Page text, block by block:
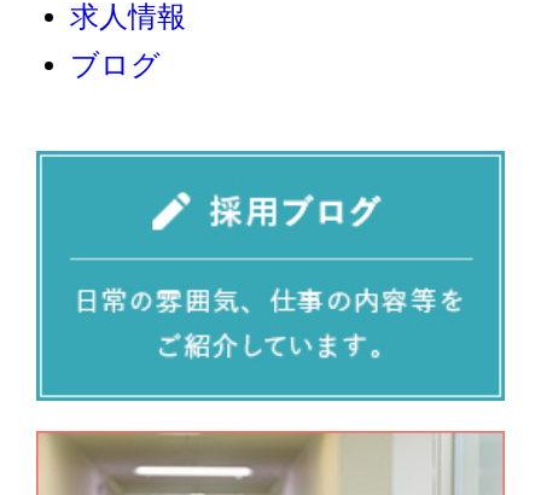
求人情報
ブログ